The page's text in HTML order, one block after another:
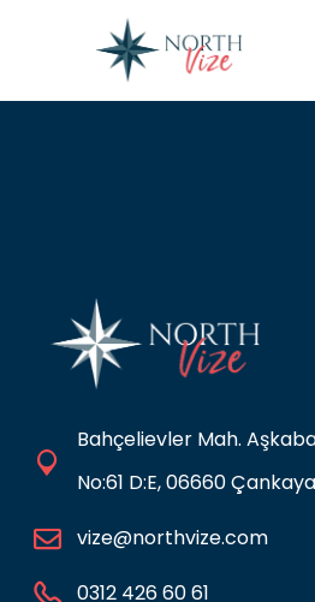
Bahçelievler Mah.
No:61 D:E, 06660
vize@northvize.com
0312 426 60 61